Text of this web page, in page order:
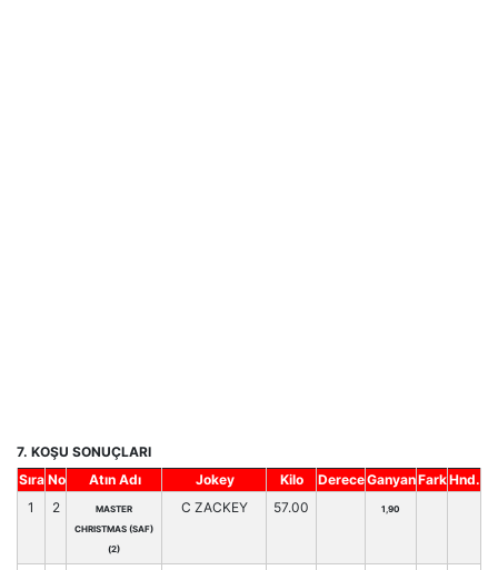
7. KOŞU SONUÇLARI
Sıra No Atın Adı Jokey Kilo DereceGanyanFarkHnd.
1
2
MASTER
CHRISTMAS (SAF)
(2)
C ZACKEY 57.00 1,90